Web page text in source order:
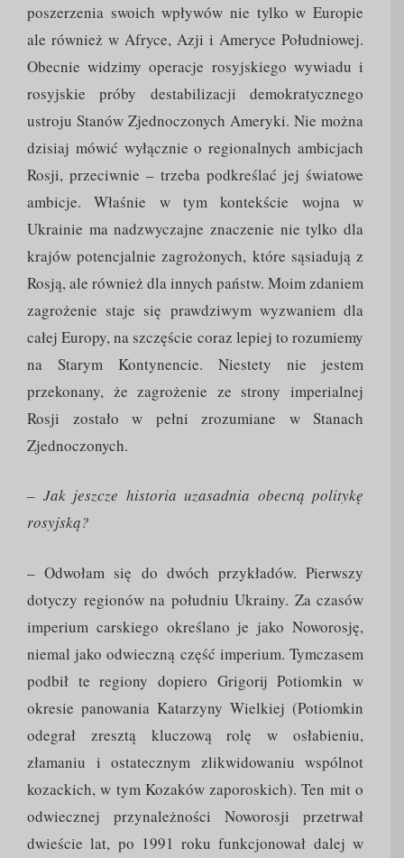
poszerzenia swoich wpływów nie tylko w Europie
ale również w Afryce, Azji i Ameryce Południowej.
Obecnie widzimy operacje rosyjskiego wywiadu i
rosyjskie próby destabilizacji demokratycznego
ustroju Stanów Zjednoczonych Ameryki. Nie można
dzisiaj mówić wyłącznie o regionalnych ambicjach
Rosji, przeciwnie – trzeba podkreślać jej światowe
ambicje. Właśnie w tym kontekście wojna w
Ukrainie ma nadzwyczajne znaczenie nie tylko dla
krajów potencjalnie zagrożonych, które sąsiadują z
Rosją, ale również dla innych państw. Moim zdaniem
zagrożenie staje się prawdziwym wyzwaniem dla
całej Europy, na szczęście coraz lepiej to rozumiemy
na Starym Kontynencie. Niestety nie jestem
przekonany, że zagrożenie ze strony imperialnej
Rosji zostało w pełni zrozumiane w Stanach
Zjednoczonych.
– Jak jeszcze historia uzasadnia obecną politykę
rosyjską?
– Odwołam się do dwóch przykładów. Pierwszy
dotyczy regionów na południu Ukrainy. Za czasów
imperium carskiego określano je jako Noworosję,
niemal jako odwieczną część imperium. Tymczasem
podbił te regiony dopiero Grigorij Potiomkin w
okresie panowania Katarzyny Wielkiej (Potiomkin
odegrał zresztą kluczową rolę w osłabieniu,
złamaniu i ostatecznym zlikwidowaniu wspólnot
kozackich, w tym Kozaków zaporoskich). Ten mit o
odwiecznej przynależności Noworosji przetrwał
dwieście lat, po 1991 roku funkcjonował dalej w